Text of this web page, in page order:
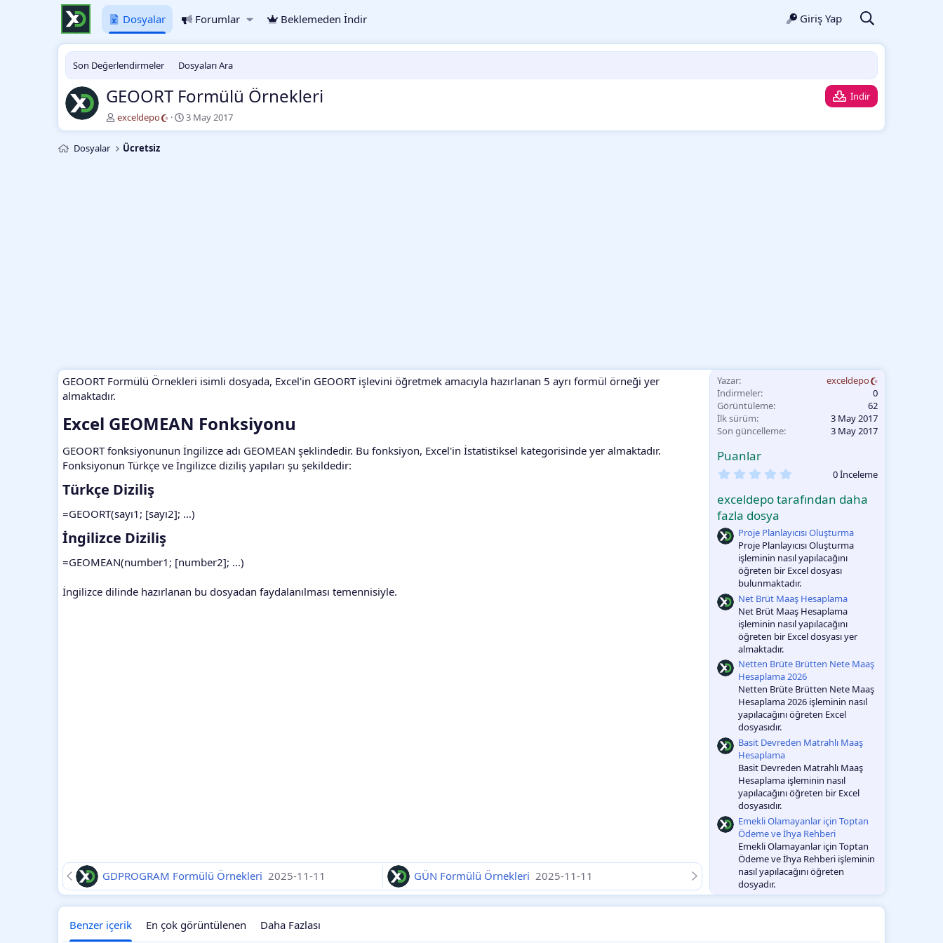
Dosyalar Forumlar Beklemeden İndir Giriş Yap
Son Değerlendirmeler Dosyaları Ara
GEOORT Formülü Örnekleri
İndir
Y
a
a
exceldepo
O
l
3 May 2017
Dosyalar Ücretsiz
GEOORT Formülü Örnekleri isimli dosyada, Excel'in GEOORT işlevini öğretmek amacıyla hazırlanan 5 ayrı formül örneği yer
almaktadır.
Excel GEOMEAN Fonksiyonu​
GEOORT fonksiyonunun İngilizce adı GEOMEAN şeklindedir. Bu fonksiyon, Excel'in İstatistiksel kategorisinde yer almaktadır.
Fonksiyonun Türkçe ve İngilizce diziliş yapıları şu şekildedir:
Türkçe Diziliş​
=GEOORT(sayı1; [sayı2]; …)
İngilizce Diziliş​
=GEOMEAN(number1; [number2]; ...)
İngilizce dilinde hazırlanan bu dosyadan faydalanılması temennisiyle.
GDPROGRAM Formülü Örnekleri 2025-11-11 GÜN Formülü Örnekleri 2025-11-11
Yazar
exceldepo
İndirmeler
0
Görüntüleme
62
İlk sürüm
3 May 2017
Son güncelleme
3 May 2017
Puanlar
0
l
a
m
a
0 İnceleme
exceldepo tarafından daha
fazla dosya
Proje Planlayıcısı Oluşturma
Proje Planlayıcısı Oluşturma
işleminin nasıl yapılacağını
öğreten bir Excel dosyası
bulunmaktadır.
Net Brüt Maaş Hesaplama
Net Brüt Maaş Hesaplama
işleminin nasıl yapılacağını
öğreten bir Excel dosyası yer
almaktadır.
Netten Brüte Brütten Nete Maaş
Hesaplama 2026
Netten Brüte Brütten Nete Maaş
Hesaplama 2026 işleminin nasıl
yapılacağını öğreten Excel
dosyasıdır.
Basit Devreden Matrahlı Maaş
Hesaplama
Basit Devreden Matrahlı Maaş
Hesaplama işleminin nasıl
yapılacağını öğreten bir Excel
dosyasıdır.
Emekli Olamayanlar için Toptan
Ödeme ve İhya Rehberi
Emekli Olamayanlar için Toptan
Ödeme ve İhya Rehberi işleminin
nasıl yapılacağını öğreten
dosyadır.
Benzer içerik En çok görüntülenen Daha Fazlası